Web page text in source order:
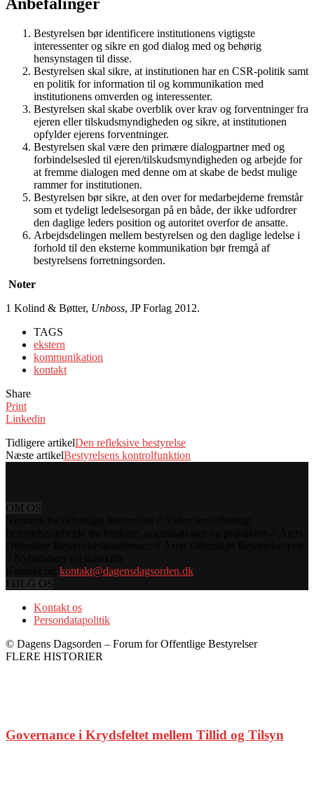
Bestyrelsen bør identificere institutionens vigtigste
interessenter og sikre en god dialog med og behørig
hensynstagen til disse.
Bestyrelsen skal sikre, at institutionen har en CSR-politik samt
en politik for information til og kom­munikation med
institutionens omverden og interessenter.
Bestyrelsen skal skabe overblik over krav og forventninger fra
ejeren eller tilskudsmyndigheden og sikre, at institutionen
opfylder ejerens forventninger.
Bestyrelsen skal være den primære dialogpartner med og
forbindelsesled til ejeren/tilskudsmyn­digheden og arbejde for
at fremme dialogen med denne om at skabe de bedst mulige
rammer for institutionen.
Bestyrelsen bør sikre, at den over for medarbejderne fremstår
som et tydeligt ledelsesorgan på en både, der ikke udfordrer
den daglige leders position og autoritet overfor de ansatte.
Arbejdsdelingen mellem bestyrelsen og den daglige ledelse i
forhold til den eksterne kommunika­tion bør fremgå af
bestyrelsens forretningsorden.
Noter
1 Kolind & Bøtter, Unboss, JP Forlag 2012.
TAGS
ekstern
kommunikation
kontakt
Share
Print
Linkedin
Tidligere artikelDen refleksive bestyrelse
Næste artikelBestyrelsens kontrolfunktion
OM OS
kontakt@dagensdagsorden.dk
FØLG OS
Kontakt os
Persondatapolitik
© Dagens Dagsorden – Forum for Offentlige Bestyrelser
FLERE HISTORIER
Governance i Krydsfeltet mellem Tillid og Tilsyn